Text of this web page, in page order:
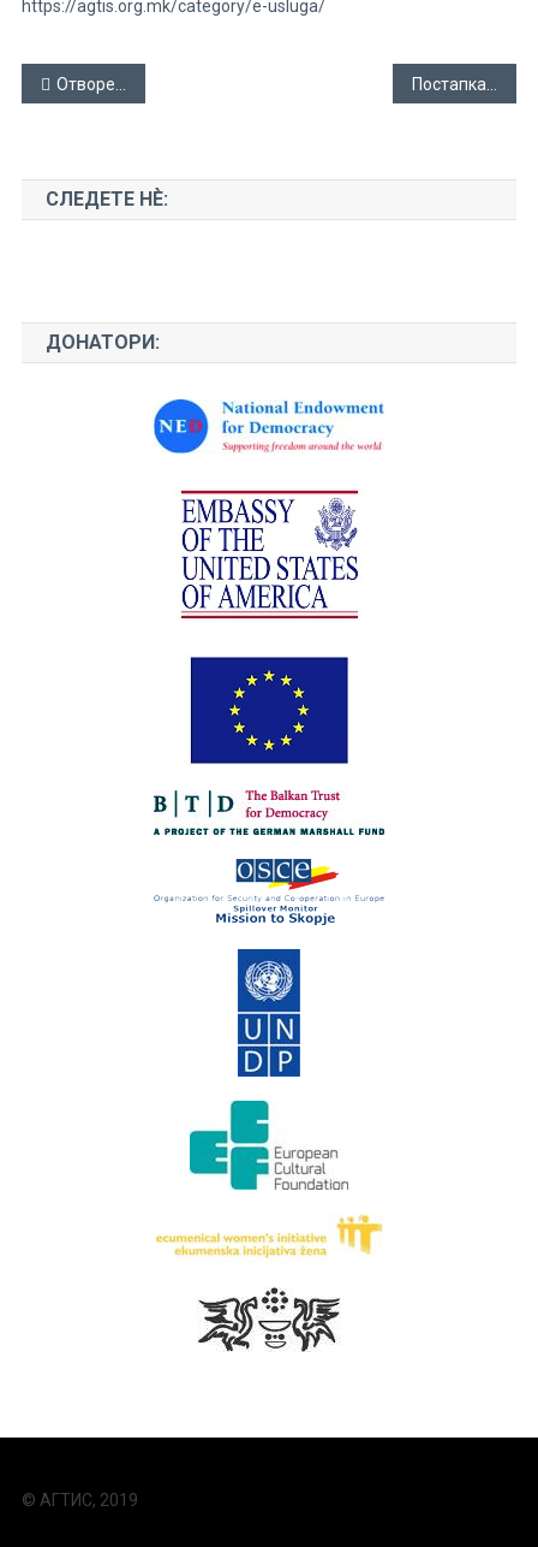
https://agtis.org.mk/category/e-usluga/
Навигација
напис
Отворена позиција за проект асистент
СЛЕДЕТЕ НЀ:
ДОНАТОРИ:
© АГТИС, 2019